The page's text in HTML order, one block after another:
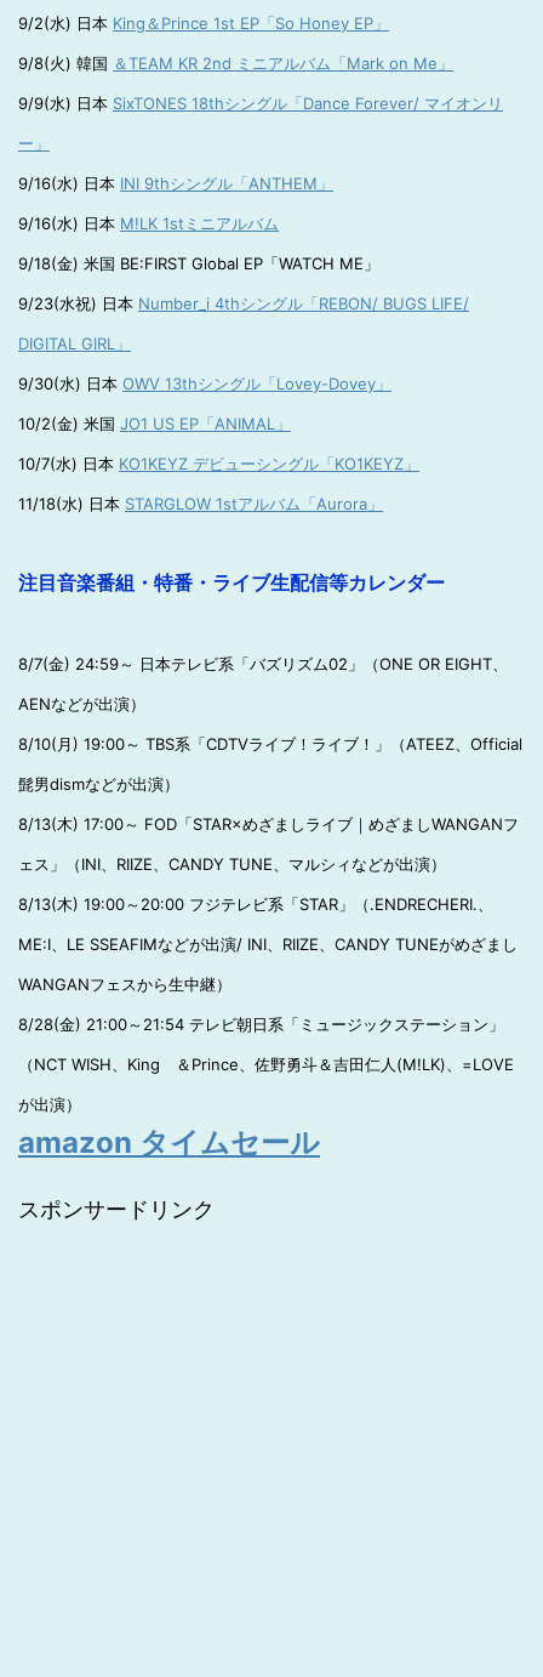
9/2(水) 日本 King＆Prince 1st EP「So Honey EP」
9/8(火) 韓国 ＆TEAM KR 2nd ミニアルバム「Mark on Me」
9/9(水) 日本 SixTONES 18thシングル「Dance Forever/ マイオンリ
ー」
9/16(水) 日本 INI 9thシングル「ANTHEM」
9/16(水) 日本 M!LK 1stミニアルバム
9/18(金) 米国 BE:FIRST Global EP「WATCH ME」
9/23(水祝) 日本 Number_i 4thシングル「REBON/ BUGS LIFE/
DIGITAL GIRL」
9/30(水) 日本 OWV 13thシングル「Lovey-Dovey」
10/2(金) 米国 JO1 US EP「ANIMAL」
10/7(水) 日本 KO1KEYZ デビューシングル「KO1KEYZ」
11/18(水) 日本 STARGLOW 1stアルバム「Aurora」
注目音楽番組・特番・ライブ生配信等カレンダー
8/7(金) 24:59～ 日本テレビ系「バズリズム02」（ONE OR EIGHT、
AENなどが出演）
8/10(月) 19:00～ TBS系「CDTVライブ！ライブ！」（ATEEZ、Official
髭男dismなどが出演）
8/13(木) 17:00～ FOD「STAR×めざましライブ｜めざましWANGANフ
ェス」（INI、RIIZE、CANDY TUNE、マルシィなどが出演）
8/13(木) 19:00～20:00 フジテレビ系「STAR」（.ENDRECHERI.、
ME:I、LE SSEAFIMなどが出演/ INI、RIIZE、CANDY TUNEがめざまし
WANGANフェスから生中継）
8/28(金) 21:00～21:54 テレビ朝日系「ミュージックステーション」
（NCT WISH、King ＆Prince、佐野勇斗＆吉田仁人(M!LK)、=LOVE
が出演）
amazon タイムセール
スポンサードリンク